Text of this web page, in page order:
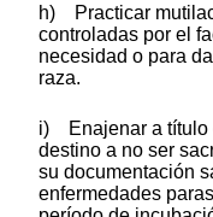
h) Practicar
controladas por el
necesidad o para
raza.
i) Enajenar a título
destino a no ser
su documentación
enfermedades